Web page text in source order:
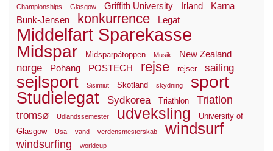
Championships
Glasgow Griffith University Irland
Karna
Bunk-Jensen
konkurrence Legat
Middelfart Sparekasse
Midspar Midsparpåtoppen Musik New Zealand
norge Pohang POSTECH rejse rejser sailing
sejlsport Sisimiut Skotland skydning sport
Studielegat Sydkorea Triathlon Triatlon
tromsø Udlandssemester udveksling
University of
Glasgow
Usa vand verdensmesterskab windsurf
windsurfing worldcup